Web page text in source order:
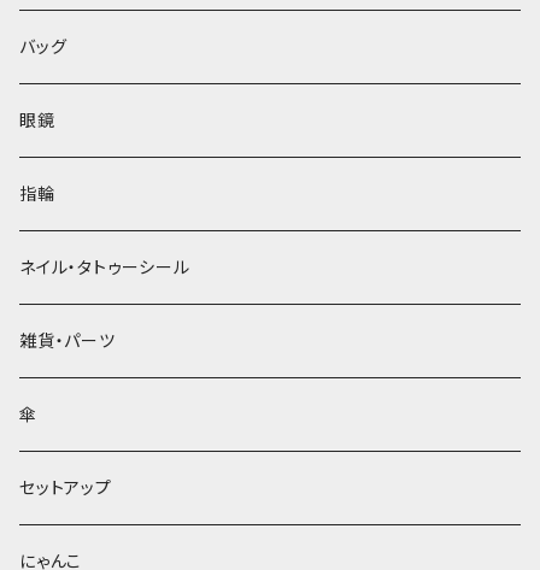
バッグ
眼鏡
指輪
ネイル・タトゥーシール
雑貨・パーツ
傘
セットアップ
にゃんこ